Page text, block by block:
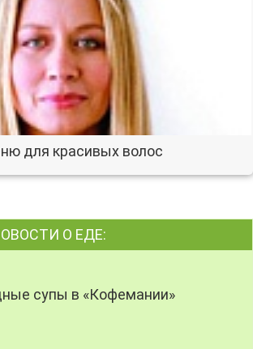
для красивых волос
О ЕДЕ:
супы в «Кофемании»